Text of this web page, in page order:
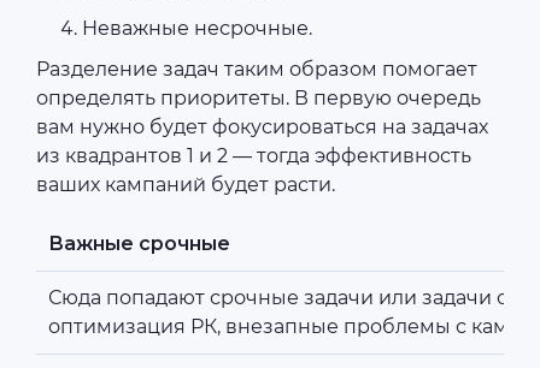
Неважные несрочные.
Разделение задач таким образом помогает
определять приоритеты. В первую очередь
вам нужно будет фокусироваться на задачах
из квадрантов 1 и 2 — тогда эффективность
ваших кампаний будет расти.
Важные срочные
Сюда попадают срочные задачи или задачи с
оптимизация РК, внезапные проблемы с